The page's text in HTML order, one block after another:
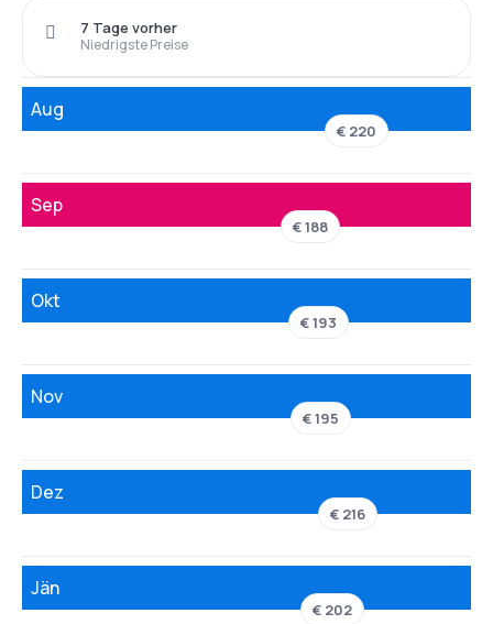
Niedrigste Preise
7 Tage vorher
Aug
€ 220
Sep
€ 188
Okt
€ 193
Nov
€ 195
Dez
€ 216
Jän
€ 202